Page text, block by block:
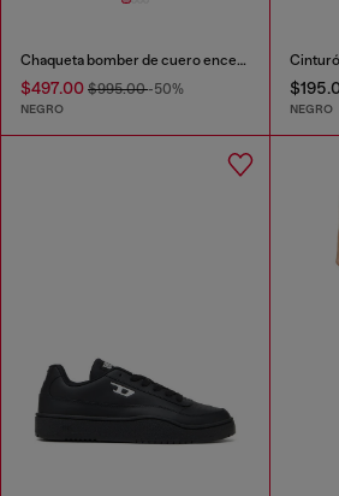
Chaqueta bomber de cuero encerado
$497.00 $995.00-50%
NEGRO NEGRO